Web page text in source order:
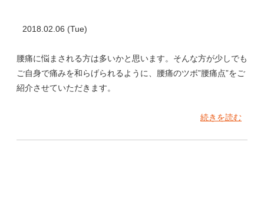
2018.02.06 (Tue)
腰痛に悩まされる方は多いかと思います。そんな方が少しでも
ご自身で痛みを和らげられるように、腰痛のツボ”腰痛点”をご
紹介させていただきます。
続きを読む